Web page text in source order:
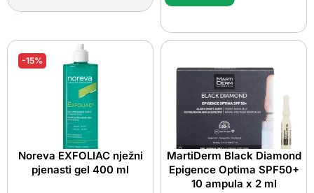
-15%
Noreva EXFOLIAC nježni
pjenasti gel 400 ml
MartiDerm Black Diamond
Epigence Optima SPF50+
10 ampula x 2 ml